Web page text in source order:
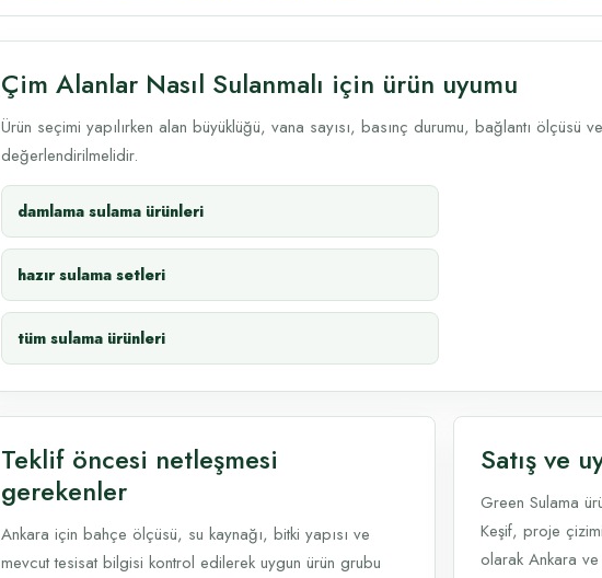
Çim Alanlar Nasıl Sulanmalı için ürün uyumu
Ürün seçimi yapılırken alan büyüklüğü, vana sayısı, basınç durumu, bağlantı ölçüsü
değerlendirilmelidir.
damlama sulama ürünleri
hazır sulama setleri
tüm sulama ürünleri
Teklif öncesi netleşmesi
gerekenler
Ankara için bahçe ölçüsü, su kaynağı, bitki yapısı ve
mevcut tesisat bilgisi kontrol edilerek uygun ürün grubu
Satış ve
Green Sulama
Keşif, proje
olarak Ankara